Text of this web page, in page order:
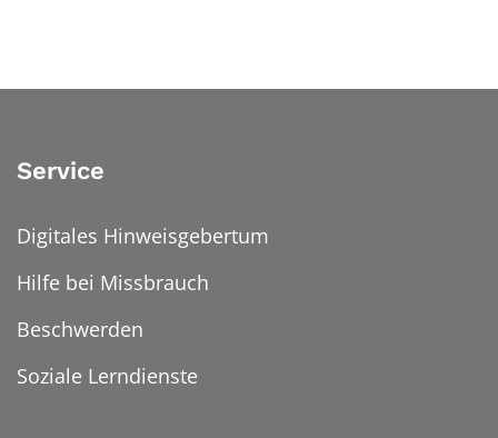
Service
Digitales Hinweisgebertum
Hilfe bei Missbrauch
Beschwerden
Soziale Lerndienste